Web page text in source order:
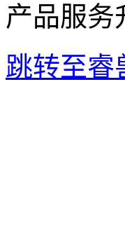
产品服务
跳转至睿